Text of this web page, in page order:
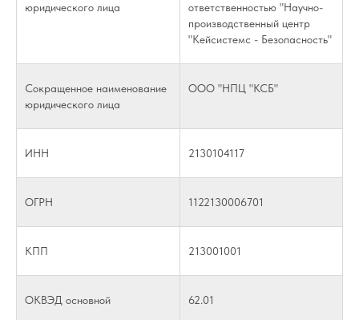
юридического лица
ответственностью "Научно-
производственный центр
"Кейсистемс - Безопасность"
Сокращенное наименование
юридического лица
ООО "НПЦ "КСБ"
ИНН 2130104117
ОГРН 1122130006701
КПП 213001001
ОКВЭД основной 62.01